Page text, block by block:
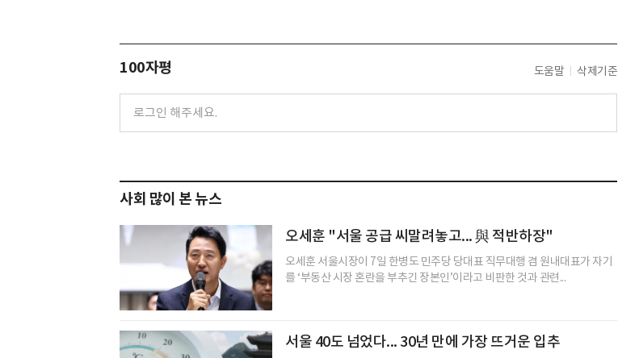
100자평 도움말 삭제기준
사회 많이 본 뉴스
오세훈 "서울 공급 씨말려놓고... 與 적반하장"
오세훈 서울시장이 7일 한병도 민주당 당대표 직무대행 겸 원내대표가 자기
를 ‘부동산 시장 혼란을 부추긴 장본인’이라고 비판한 것과 관련...
서울 40도 넘었다... 30년 만에 가장 뜨거운 입추